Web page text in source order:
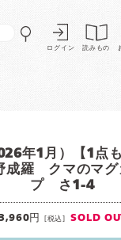
ログイン 読みもの
年1月）【1点も
成羅 クマのマグ
プ さ1-4
円 [税込] SOLD